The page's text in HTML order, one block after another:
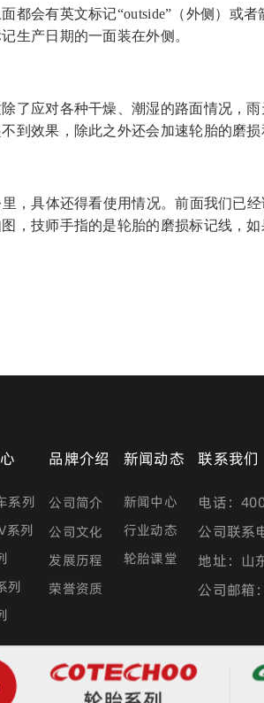
都会有英文标记“outside”（外侧）或
生产日期的一面装在外侧。
了应对各种干燥、潮湿的路面情况，
到效果，除此之外还会加速轮胎的磨损
，具体还得看使用情况。前面我们已
，技师手指的是轮胎的磨损标记线，
系列
系列
列
品牌介绍
公司简介
公司文化
发展历程
荣誉资质
新闻动态
新闻中心
行业动态
轮胎课堂
联系我们
电话：
公司联系
地址： 山
公司邮箱：